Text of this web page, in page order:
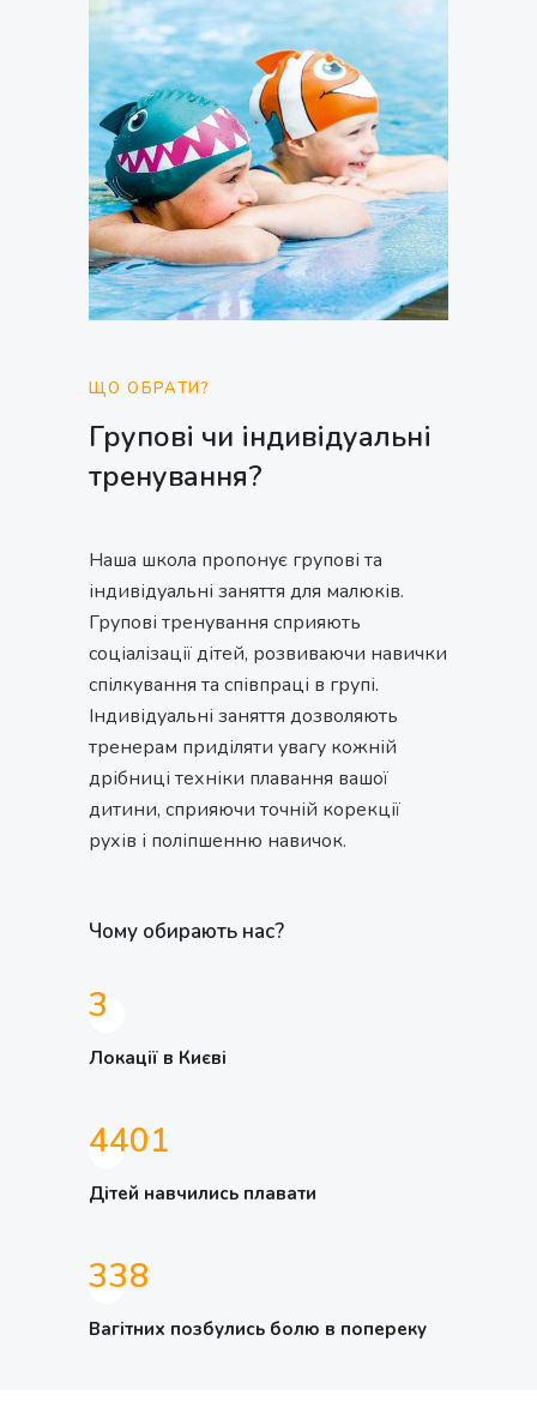
ЩО ОБРАТИ?
Групові чи індивідуальні
тренування?
Наша школа пропонує групові та
індивідуальні заняття для малюків.
Групові тренування сприяють
соціалізації дітей, розвиваючи навички
спілкування та співпраці в групі.
Індивідуальні заняття дозволяють
тренерам приділяти увагу кожній
дрібниці техніки плавання вашої
дитини, сприяючи точній корекції
рухів і поліпшенню навичок.
Чому обирають нас?
3
Локації в Києві
5008
Дітей навчились плавати
385
Вагітних позбулись болю в попереку